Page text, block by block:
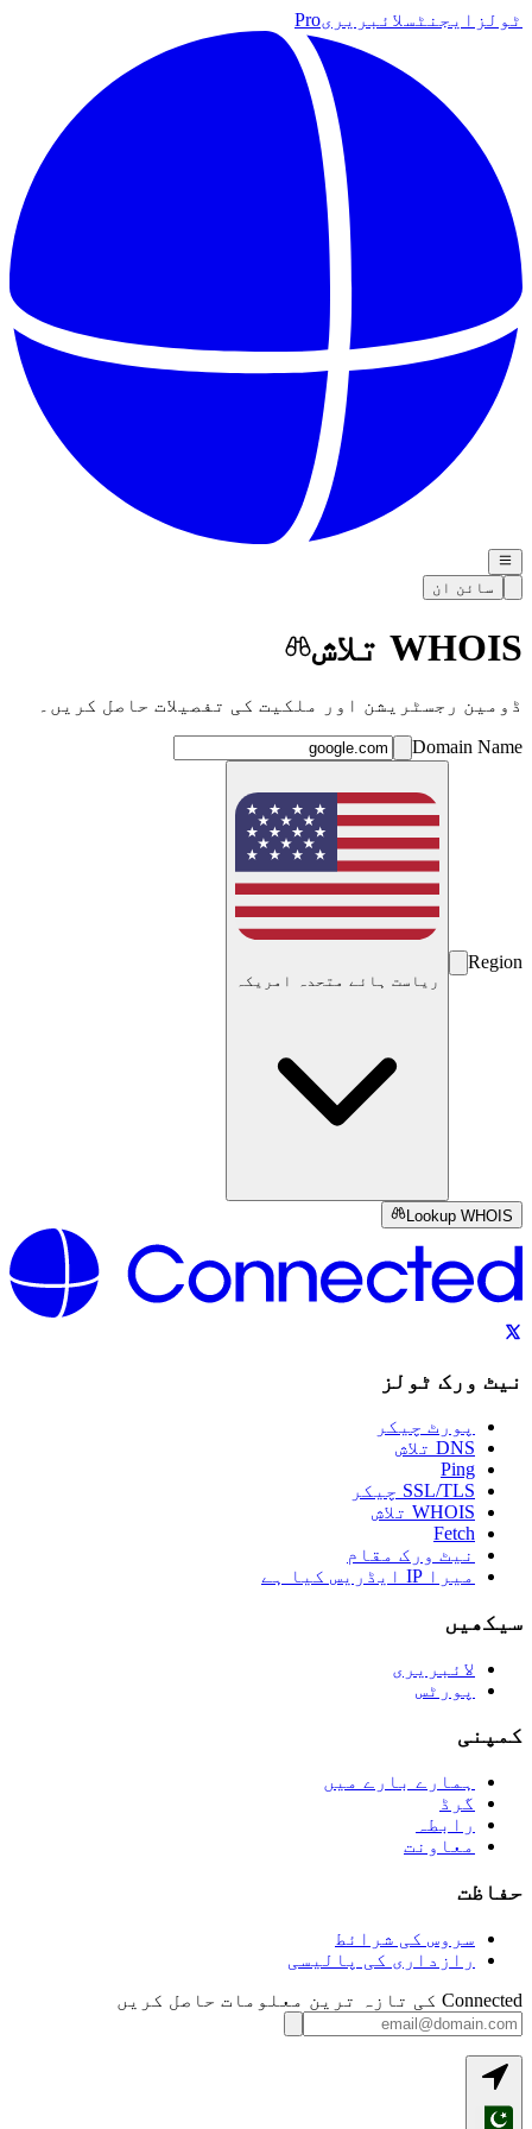
ٹولز ایجنٹس لائبریریPro
سائن ان
WHOIS تلاش
ڈومین رجسٹریشن اور ملکیت کی تفصیلات حاصل کریں۔
Domain Name
Region
ریاست ہائے متحدہ امریکہ
Lookup WHOIS
نیٹ ورک ٹولز
پورٹ چیکر
DNS تلاش
Ping
SSL/TLS چیکر
WHOIS تلاش
Fetch
نیٹ ورک مقام
میرا IP ایڈریس کیا ہے
سیکھیں
لائبریری
پورٹس
کمپنی
ہمارے بارے میں
گرڈ
رابطہ
معاونت
حفاظت
سروس کی شرائط
رازداری کی پالیسی
Connected کی تازہ ترین معلومات حاصل کریں